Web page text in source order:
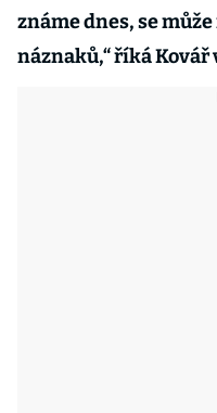
známe dnes, se
náznaků,“říká Kovář